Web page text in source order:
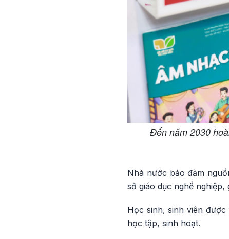
Đến năm 2030
Nhà nước bảo đảm
sở giáo dục nghề
Học sinh, sinh viên
học tập, sinh hoạt.